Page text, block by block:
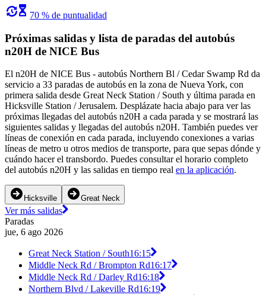
70 % de puntualidad
Próximas salidas y lista de paradas del autobús
n20H de NICE Bus
El n20H de NICE Bus - autobús Northern Bl / Cedar Swamp Rd da
servicio a 33 paradas de autobús en la zona de Nueva York, con
primera salida desde Great Neck Station / South y última parada en
Hicksville Station / Jerusalem. Desplázate hacia abajo para ver las
próximas llegadas del autobús n20H a cada parada y se mostrará las
siguientes salidas y llegadas del autobús n20H. También puedes ver
líneas de conexión en cada parada, incluyendo conexiones a varias
líneas de metro u otros medios de transporte, para que sepas dónde y
cuándo hacer el transbordo. Puedes consultar el horario completo
del autobús n20H y las salidas en tiempo real en la aplicación.
Hicksville Great Neck
Ver más salidas
Paradas
jue, 6 ago 2026
Great Neck Station / South16:15
Middle Neck Rd / Brompton Rd16:17
Middle Neck Rd / Darley Rd16:18
Northern Blvd / Lakeville Rd16:19